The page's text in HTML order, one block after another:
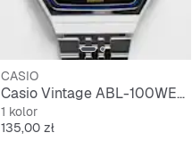
CASIO
Casio Vintage ABL-100WE-1AEF
1 kolor
Cena
135,00 zł